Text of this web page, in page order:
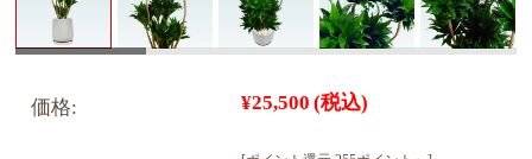
価格: ¥25,500 (税込)